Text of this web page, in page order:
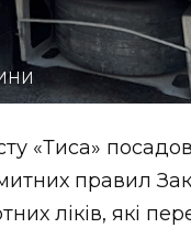
«Тиса»
правил
ліків, які